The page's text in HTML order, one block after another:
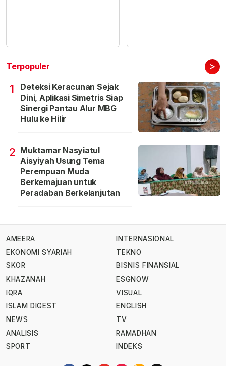
Terpopuler >
1
Deteksi Keracunan Sejak
Dini, Aplikasi Simetris Siap
Sinergi Pantau Alur MBG
Hulu ke Hilir
2 Muktamar Nasyiatul
Aisyiyah Usung Tema
Perempuan Muda
Berkemajuan untuk
Peradaban Berkelanjutan
AMEERA
EKONOMI SYARIAH
SKOR
KHAZANAH
IQRA
ISLAM DIGEST
NEWS
ANALISIS
SPORT
INTERNASIONAL
TEKNO
BISNIS FINANSIAL
ESGNOW
VISUAL
ENGLISH
TV
RAMADHAN
INDEKS